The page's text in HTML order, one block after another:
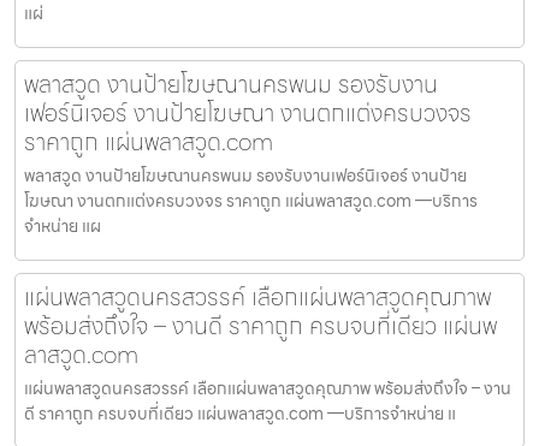
แผ่
พลาสวูด งานป้ายโฆษณานครพนม รองรับงาน
เฟอร์นิเจอร์ งานป้ายโฆษณา งานตกแต่งครบวงจร
ราคาถูก แผ่นพลาสวูด.com
พลาสวูด งานป้ายโฆษณานครพนม รองรับงานเฟอร์นิเจอร์ งานป้าย
โฆษณา งานตกแต่งครบวงจร ราคาถูก แผ่นพลาสวูด.com —บริการ
จำหน่าย แผ
แผ่นพลาสวูดนครสวรรค์ เลือกแผ่นพลาสวูดคุณภาพ
พร้อมส่งถึงใจ – งานดี ราคาถูก ครบจบที่เดียว แผ่นพ
ลาสวูด.com
แผ่นพลาสวูดนครสวรรค์ เลือกแผ่นพลาสวูดคุณภาพ พร้อมส่งถึงใจ – งาน
ดี ราคาถูก ครบจบที่เดียว แผ่นพลาสวูด.com —บริการจำหน่าย แ